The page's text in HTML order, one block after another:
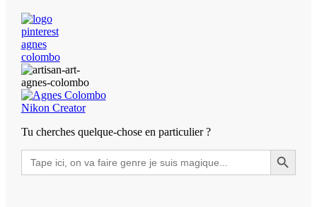
Tu cherches quelque-chose en particulier ?
Search
for:
Search Button